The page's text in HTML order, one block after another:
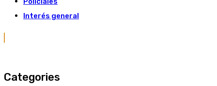
Interés general
Categories